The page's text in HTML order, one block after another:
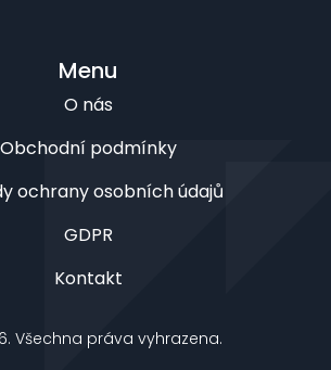
Menu
O nás
Obchodní podmínky
ochrany osobních údajů
GDPR
Kontakt
Všechna práva vyhrazena.